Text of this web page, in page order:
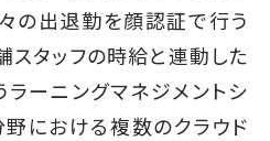
の出退勤を顔認証で行う
スタッフの時給と連動した
ーニングマネジメントシ
における複数のクラウド